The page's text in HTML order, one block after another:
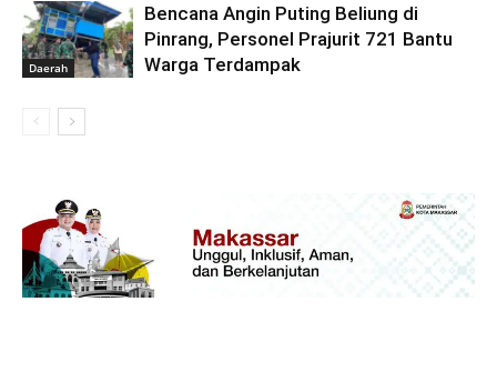
Daerah
Bencana Angin Puting Beliung di
Pinrang, Personel Prajurit 721 Bantu
Warga Terdampak